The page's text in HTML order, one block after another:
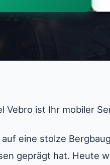
Vebro ist Ihr mobiler
eine stolze
geprägt hat. Heute